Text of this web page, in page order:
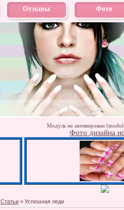
Отзывы Фото
Модуль не активирован
Фото дизайна
Статьи» Успешная леди